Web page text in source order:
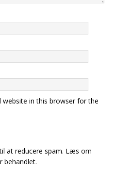
website in this browser for the
at reducere spam. Læs om
behandlet.